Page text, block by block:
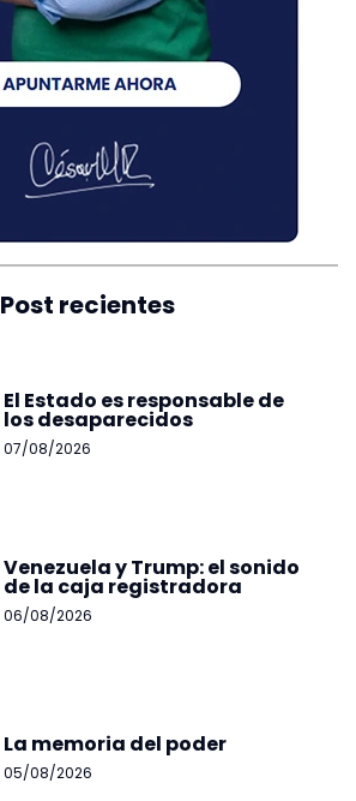
Post recientes
El Estado es responsable de
los desaparecidos
07/08/2026
Venezuela y Trump: el sonido
de la caja registradora
06/08/2026
La memoria del poder
05/08/2026